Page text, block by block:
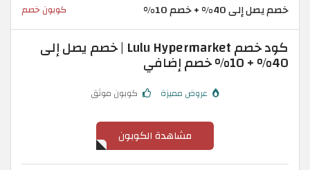
خصم يصل إلى 40% + خصم 10% كوبون خصم
كود خصم Lulu Hypermarket | خصم يصل إلى
40% + 10% خصم إضافي
عروض مميزة كوبون موثق
مشاهدة الكوبون